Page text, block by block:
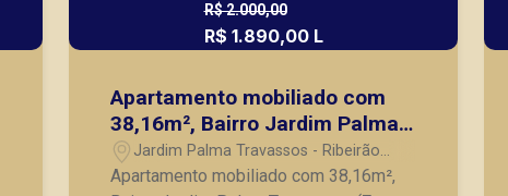
R$ 2.000,00
R$ 1.890,00 L
Apartamento mobiliado com
38,16m², Bairro Jardim Palma
Travassos, (Zona Leste), em
Ribeirão Preto/SP.
Jardim Palma Travassos - Ribeirão
Preto/SP
Apartamento mobiliado com 38,16m²,